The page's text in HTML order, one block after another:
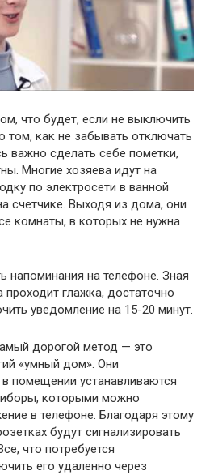
что будет, если не выключить
том, как не забывать отключать
важно сделать себе пометки,
Многие хозяева идут на
по электросети в ванной
счетчике. Выходя из дома, они
комнаты, в которых не нужна
напоминания на телефоне. Зная
глажка, достаточно
уведомление на 15-20 минут.
дорогой метод — это
«умный дом». Они
помещении устанавливаются
которыми можно
в телефоне. Благодаря этому
будут сигнализировать
что потребуется
его удаленно через